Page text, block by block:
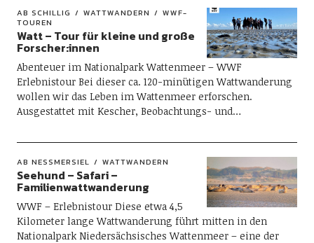
AB SCHILLIG WATTWANDERN
WWF-
TOUREN
Watt – Tour für kleine und große
Forscher:innen
Abenteuer im Nationalpark Wattenmeer – WWF
Erlebnistour Bei dieser ca. 120-minütigen Wattwanderung
wollen wir das Leben im Wattenmeer erforschen.
Ausgestattet mit Kescher, Beobachtungs- und…
AB NESSMERSIEL WATTWANDERN
Seehund – Safari –
Familienwattwanderung
WWF – Erlebnistour Diese etwa 4,5
Kilometer lange Wattwanderung führt mitten in den
Nationalpark Niedersächsisches Wattenmeer – eine der